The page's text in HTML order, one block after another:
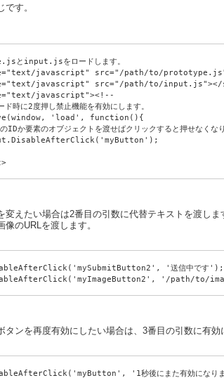
す。
input.jsをロードします。
javascript" src="/path/to/
javascript" src="/path/to/input.js"></
javascript"><!--
に2度押し禁止機能を有効にします。
'load', function(){
素のオブジェクトを渡せばクリックすると押せなくなり
変えたい場合は2番目の引数に代替テキストを渡しま
のURLを渡します。
'送信中です');
'/path/to/
タンを再度有効にしたい場合は、3番目の引数に有効
'1秒後にまた有効になり